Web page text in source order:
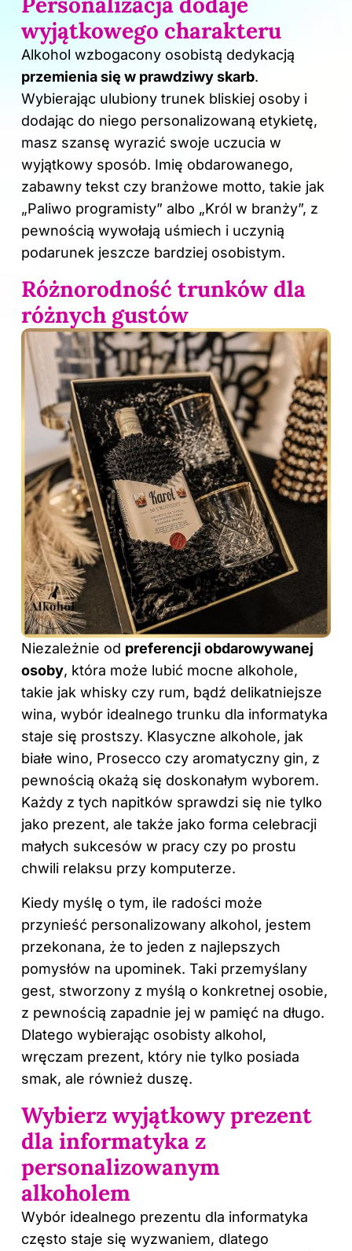
wyjątkowego charakteru
Alkohol wzbogacony osobistą dedykacją
przemienia się w prawdziwy skarb.
Wybierając ulubiony trunek bliskiej osoby i
dodając do niego personalizowaną etykietę,
masz szansę wyrazić swoje uczucia w
wyjątkowy sposób. Imię obdarowanego,
zabawny tekst czy branżowe motto, takie jak
„Paliwo programisty” albo „Król w branży”, z
pewnością wywołają uśmiech i uczynią
podarunek jeszcze bardziej osobistym.
Różnorodność trunków dla
różnych gustów
Niezależnie od preferencji obdarowywanej
osoby, która może lubić mocne alkohole,
takie jak whisky czy rum, bądź delikatniejsze
wina, wybór idealnego trunku dla informatyka
staje się prostszy. Klasyczne alkohole, jak
białe wino, Prosecco czy aromatyczny gin, z
pewnością okażą się doskonałym wyborem.
Każdy z tych napitków sprawdzi się nie tylko
jako prezent, ale także jako forma celebracji
małych sukcesów w pracy czy po prostu
chwili relaksu przy komputerze.
Kiedy myślę o tym, ile radości może
przynieść personalizowany alkohol, jestem
przekonana, że to jeden z najlepszych
pomysłów na upominek. Taki przemyślany
gest, stworzony z myślą o konkretnej osobie,
z pewnością zapadnie jej w pamięć na długo.
Dlatego wybierając osobisty alkohol,
wręczam prezent, który nie tylko posiada
smak, ale również duszę.
Wybierz wyjątkowy prezent
dla informatyka z
personalizowanym
alkoholem
Wybór idealnego prezentu dla informatyka
często staje się wyzwaniem, dlatego